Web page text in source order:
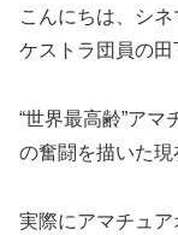
こんにちは、シ
ケストラ団員の田
“世界最高齢”アマ
の奮闘を描いた現
実際にアマチュ